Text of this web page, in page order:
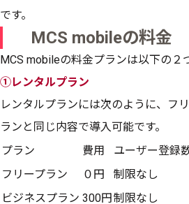
です。
MCS mobileの料金
MCS mobileの料金プランは以下の
①レンタルプラン
レンタルプランには次のように、フ
ランと同じ内容で導入可能です。
プラン
費用 ユーザー登録
フリープラン
０円 制限なし
ビジネスプラン 300円制限なし